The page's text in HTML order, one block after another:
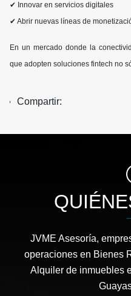
✔ Innovar en servicios digitales
✔ Abrir nuevas líneas de
En un mercado donde la
que adopten soluciones fintech no
Compartir:
JVME Asesoría,
operaciones en Bienes
Alquiler de inmuebles